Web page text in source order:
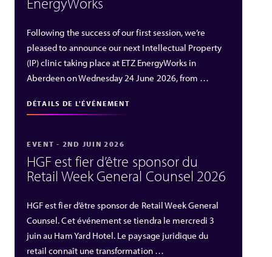
Following the success of our first session, we’re
pleased to announce our next Intellectual Property
(IP) clinic taking place at ETZ EnergyWorks in
Aberdeen on Wednesday 24 June 2026, from …
DÉTAILS DE L'ÉVÉNEMENT
EVENT - 2ND JUIN 2026
HGF est fier d’être sponsor du
Retail Week General Counsel 2026
HGF est fier d’être sponsor de Retail Week General
Counsel. Cet événement se tiendra le mercredi 3
juin au Ham Yard Hotel. Le paysage juridique du
retail connaît une transformation …